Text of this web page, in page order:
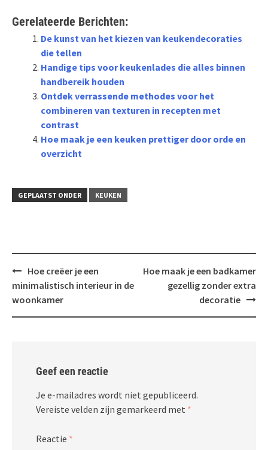
Gerelateerde Berichten:
De kunst van het kiezen van keukendecoraties
die tellen
Handige tips voor keukenlades die alles binnen
handbereik houden
Ontdek verrassende methodes voor het
combineren van texturen in recepten met
contrast
Hoe maak je een keuken prettiger door orde en
overzicht
GEPLAATST ONDER KEUKEN
Bericht
navigatie
Hoe creëer je een
minimalistisch interieur in de
woonkamer
Hoe maak je een badkamer
gezellig zonder extra
decoratie
Geef een reactie
Je e-mailadres wordt niet gepubliceerd.
Vereiste velden zijn gemarkeerd met *
Reactie *